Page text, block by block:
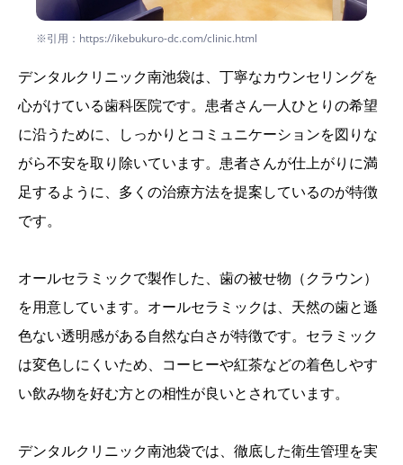
※引用：https://ikebukuro-dc.com/clinic.html
デンタルクリニック南池袋は、丁寧なカウンセリングを
心がけている歯科医院です。患者さん一人ひとりの希望
に沿うために、しっかりとコミュニケーションを図りな
がら不安を取り除いています。患者さんが仕上がりに満
足するように、多くの治療方法を提案しているのが特徴
です。
オールセラミックで製作した、歯の被せ物（クラウン）
を用意しています。オールセラミックは、天然の歯と遜
色ない透明感がある自然な白さが特徴です。セラミック
は変色しにくいため、コーヒーや紅茶などの着色しやす
い飲み物を好む方との相性が良いとされています。
デンタルクリニック南池袋では、徹底した衛生管理を実